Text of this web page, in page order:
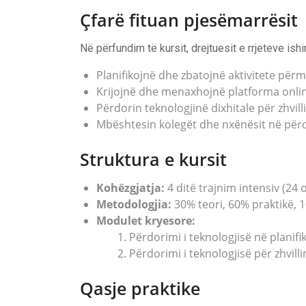
Çfarë fituan pjesëmarrësit
Në përfundim të kursit, drejtuesit e rrjeteve
Planifikojnë dhe zbatojnë aktivitete
Krijojnë dhe menaxhojnë platforma
Përdorin teknologjinë dixhitale për
Mbështesin kolegët dhe nxënësit në
Struktura e kursit
Kohëzgjatja: 4 ditë trajnim intensiv (24
Metodologjia: 30% teori, 60% praktikë,
Modulet kryesore:
Përdorimi i teknologjisë në
Përdorimi i teknologjisë për
Qasje praktike